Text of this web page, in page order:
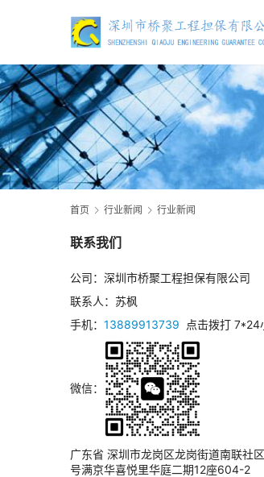
首页 行业新闻 行业新闻
联系我们
公司：深圳市桥聚工程担保有限公司
联系人：苏枫
手机： 13889913739 点击拨打 7*24
微信：
广东省 深圳市龙岗区龙岗街道南联社
号满京华喜悦里华庭二期12座604-2